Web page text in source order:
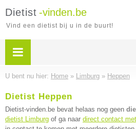
Dietist -vinden.be
Vind een dietist bij u in de buurt!
U bent nu hier: Home » Limburg » Heppen
Dietist Heppen
Dietist-vinden.be bevat helaas nog geen
dietist Limburg of ga naar direct contact